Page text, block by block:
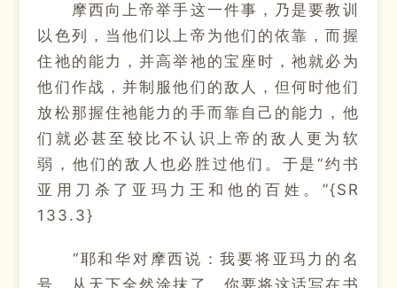
摩西向上帝举手这一件事，乃是要教训
以色列，当他们以上帝为他们的依靠，而握
住祂的能力，并高举祂的宝座时，祂就必为
他们作战，并制服他们的敌人，但何时他们
放松那握住祂能力的手而靠自己的能力，他
们就必甚至较比不认识上帝的敌人更为软
弱，他们的敌人也必胜过他们。于是“约书
亚用刀杀了亚玛力王和他的百姓。”{SR
133.3}
“耶和华对摩西说：我要将亚玛力的名